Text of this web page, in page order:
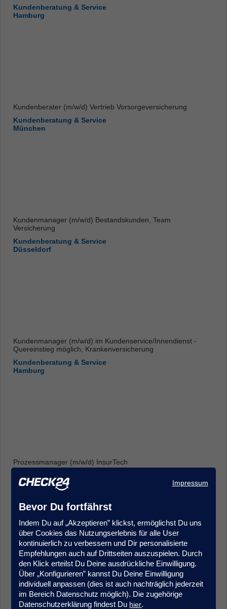
Kundenberatung & Service
Hamburg
Kundenberater (m/w/d) Vertrieb Vorsorgeversicherung
Kundenberatung & Service
München
Kundenmanager (m/w/d) Bestandskunden, Team
Versicherung
Kundenberatung & Service
Düsseldorf
Kundenmanager (m/w/d) im Kundenservice/Innendienst -
Quereinstieg möglich, Krankenversicherung
Kundenberatung & Service
Hamburg
Prozessmanager (m/w/d) InsurTech
Frankfurt
Sales Agent (m/w/d) Quereinstieg Vorsorgeversicherung
Kundenberatung & Service
München
Impressum
Bevor Du fortfährst
Indem Du auf „Akzeptieren” klickst, ermöglichst Du uns
über Cookies das Nutzungserlebnis für alle User
kontinuierlich zu verbessern und Dir personalisierte
Empfehlungen auch auf Drittseiten auszuspielen. Durch
den Klick erteilst Du Deine ausdrückliche Einwilligung.
Über „Konfigurieren” kannst Du Deine Einwilligung
individuell anpassen (dies ist auch nachträglich jederzeit
im Bereich Datenschutz möglich). Die zugehörige
Datenschutzerklärung findest Du hier.